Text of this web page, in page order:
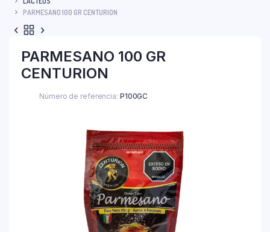
PARMESANO 100 GR CENTURION
PARMESANO 100 GR
CENTURION
Número de referencia: P100GC